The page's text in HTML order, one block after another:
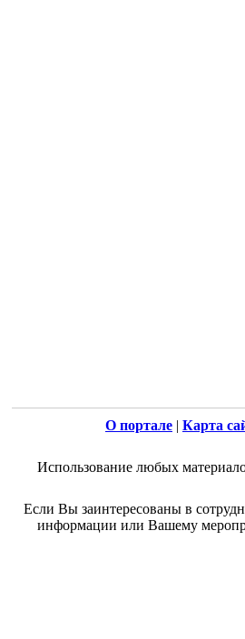
О портале | Карта
Использование любых
Если Вы заинтересованы в
информации или Вашему